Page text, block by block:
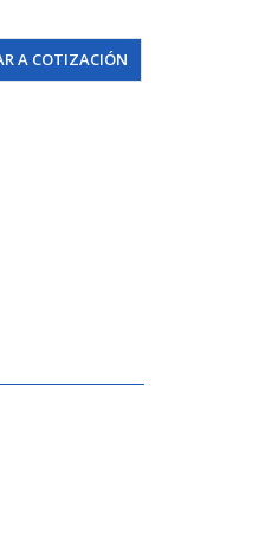
A COTIZACIÓN